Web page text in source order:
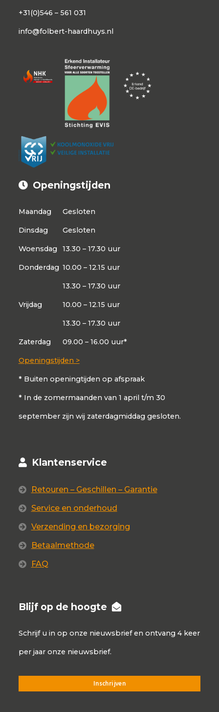
+31(0)546 – 561 031
info@folbert-haardhuys.nl
Openingstijden
Maandag Gesloten
Dinsdag Gesloten
Woensdag 13.30 – 17.30 uur
Donderdag 10.00 – 12.15 uur
13.30 – 17.30 uur
Vrijdag 10.00 – 12.15 uur
13.30 – 17.30 uur
Zaterdag 09.00 – 16.00 uur*
Openingstijden >
* Buiten openingtijden op afspraak
* In de zomermaanden van 1 april t/m 30
september zijn wij zaterdagmiddag gesloten.
Klantenservice
Retouren – Geschillen – Garantie
Service en onderhoud
Verzending en bezorging
Betaalmethode
FAQ
Blijf op de hoogte
Schrijf u in op onze nieuwsbrief en ontvang 4 keer
per jaar onze nieuwsbrief.